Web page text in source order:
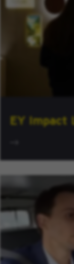
EY Impact